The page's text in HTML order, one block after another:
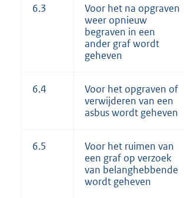
6.3
Voor het na opgraven
weer opnieuw
begraven in een
ander graf wordt
geheven
6.4
Voor het opgraven of
verwijderen van een
asbus wordt geheven
6.5
Voor het ruimen van
een graf op verzoek
van belanghebbende
wordt geheven